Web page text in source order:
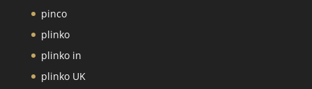
pinco
plinko
plinko in
plinko UK